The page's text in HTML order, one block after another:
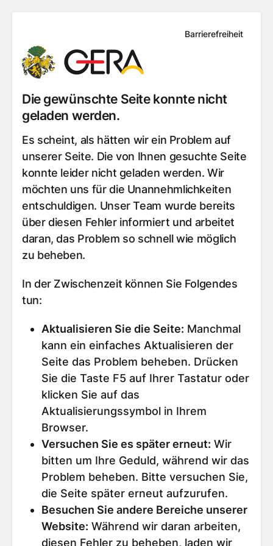
Barrierefreiheit
Die gewünschte Seite konnte nicht
geladen werden.
Es scheint, als hätten wir ein Problem auf
unserer Seite. Die von Ihnen gesuchte Seite
konnte leider nicht geladen werden. Wir
möchten uns für die Unannehmlichkeiten
entschuldigen. Unser Team wurde bereits
über diesen Fehler informiert und arbeitet
daran, das Problem so schnell wie möglich
zu beheben.
In der Zwischenzeit können Sie Folgendes
tun:
Aktualisieren Sie die Seite: Manchmal
kann ein einfaches Aktualisieren der
Seite das Problem beheben. Drücken
Sie die Taste F5 auf Ihrer Tastatur oder
klicken Sie auf das
Aktualisierungssymbol in Ihrem
Browser.
Versuchen Sie es später erneut: Wir
bitten um Ihre Geduld, während wir das
Problem beheben. Bitte versuchen Sie,
die Seite später erneut aufzurufen.
Besuchen Sie andere Bereiche unserer
Website: Während wir daran arbeiten,
diesen Fehler zu beheben, laden wir